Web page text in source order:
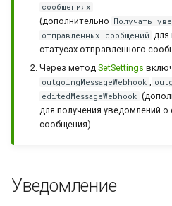
Архив
Входящее сообщение с
шаблонным кнопками
Входящее сообщение со
стикером
Входящее сообщение-
приглашением в группу
коллекций
Получить данные о заказе
Работа с входящими
звонками
Как отправить сообщение с
превью
Работа с уведомлением о
печати сообщений
Интеграция новых полей в
сообщениях
(дополнительно Получать
отправленных сообщений для
статусах отправленного
Через метод SetSettings
outgoingMessageWebhook ,
editedMessageWebhook
для получения уведомлений о
сообщения)
Уведомление